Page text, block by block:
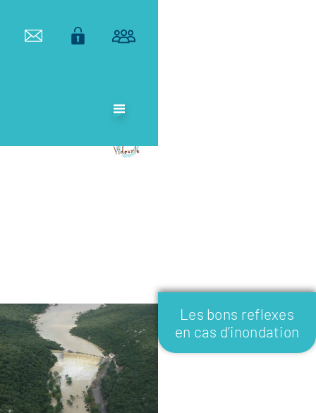
PUBLIC
TERRITORIAL
Les bons reflexes
en cas d’inondation